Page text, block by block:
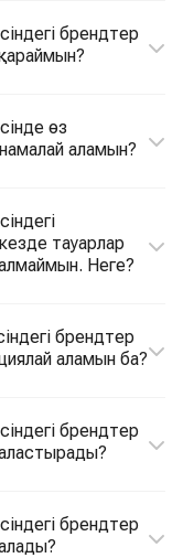
брендтер
өз
аламын?
тауарлар
Неге?
брендтер
аламын ба?
брендтер
брендтер